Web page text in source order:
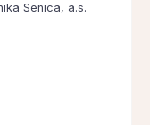
Senica, a.s.